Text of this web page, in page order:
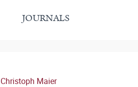
JOURNALS
Christoph Maier